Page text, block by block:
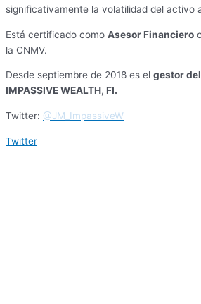
significativamente la volatilidad del activo
Está certificado como Asesor Financiero
la CNMV.
Desde septiembre de 2018 es el gestor
IMPASSIVE WEALTH, FI.
Twitter: @JM_ImpassiveW
Twitter